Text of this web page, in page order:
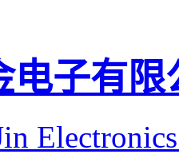
电子有限